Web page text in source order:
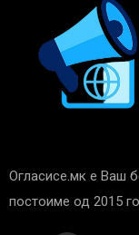
Огласисе.мк е Ваш
постоиме од 2015